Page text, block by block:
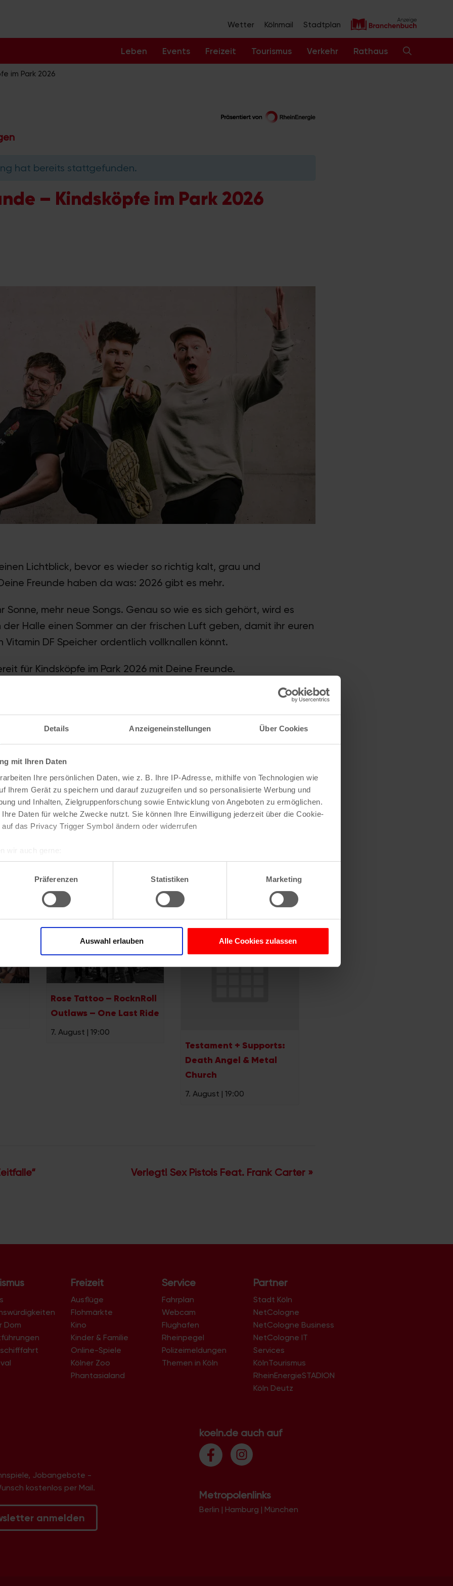
Details Anzeigeneinstellungen Über Cookies
mit Ihren Daten
Ihre persönlichen Daten, wie z. B. Ihre IP-Adresse, mithilfe von Technologien wie
Ihrem Gerät zu speichern und darauf zuzugreifen und so personalisierte Werbung und
und Inhalten, Zielgruppenforschung sowie Entwicklung von Angeboten zu ermöglichen.
Daten für welche Zwecke nutzt. Sie können Ihre Einwilligung jederzeit über die Cookie-
das Privacy Trigger Symbol ändern oder widerrufen
geografische Lage erfassen, welche bis auf einige Meter genau sein können
Scannen nach bestimmten Merkmalen (Fingerprinting) identifizieren
Ihre persönlichen Daten verarbeitet werden, und legen Sie Ihre Präferenzen imAbschnitt
und Anzeigen zu personalisieren, Funktionen für soziale Medien anbieten zu können
zu analysieren. Außerdem geben wir Informationen zu Ihrer Verwendung unserer
Präferenzen Statistiken Marketing
Auswahl erlauben Alle Cookies zulassen
Wetter Kölnmail Stadtplan
Leben Events Freizeit Tourismus Verkehr Rathaus
im Park 2026
hat bereits stattgefunden.
– Kindsköpfe im Park 2026
Lichtblick, bevor es wieder so richtig kalt, grau und
Freunde haben da was: 2026 gibt es mehr.
Sonne, mehr neue Songs. Genau so wie es sich gehört, wird es
Halle einen Sommer an der frischen Luft geben, damit ihr euren
Vitamin DF Speicher ordentlich vollknallen könnt.
für Kindsköpfe im Park 2026 mit Deine Freunde.
Köln
Rose Tattoo – RocknRoll
Outlaws – One Last Ride
7. August | 19:00
Testament + Supports:
Death Angel & Metal
Church
7. August | 19:00
Verlegt! Sex Pistols Feat. Frank Carter »
Dom
Freizeit
Ausflüge
Flohmärkte
Kino
Kinder & Familie
Online-Spiele
Kölner Zoo
Phantasialand
Service
Fahrplan
Webcam
Flughafen
Rheinpegel
Polizeimeldungen
Themen in Köln
Partner
Stadt Köln
NetCologne
NetCologne Business
NetCologne IT
Services
KölnTourismus
RheinEnergieSTADION
Köln Deutz
Jobangebote -
kostenlos per Mail.
anmelden
koeln.de auch auf
Metropolenlinks
Berlin | Hamburg | München